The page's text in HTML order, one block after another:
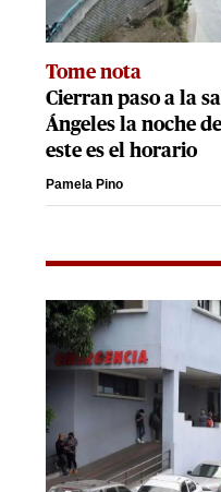
Tome nota
Cierran paso a la
Ángeles la noche
este es el horario
Pamela Pino